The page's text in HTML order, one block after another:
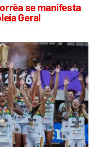
se manifesta
Geral